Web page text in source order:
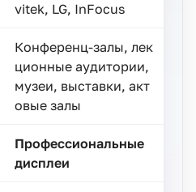
vitek, LG, InFocus
Конференц-залы, лек
ционные аудитории,
музеи, выставки, акт
овые залы
Профессиональные
дисплеи